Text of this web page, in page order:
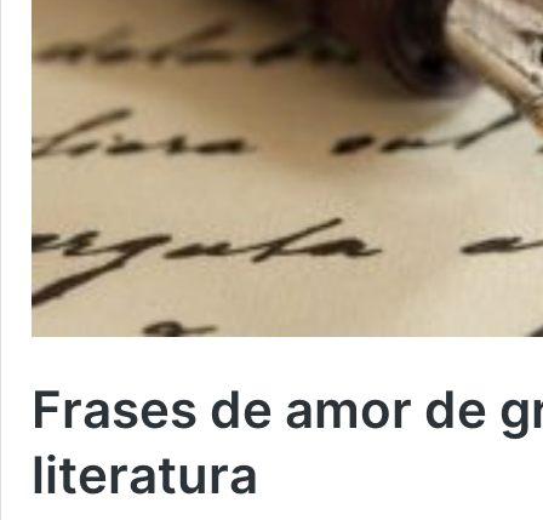
Frases de amor de
literatura